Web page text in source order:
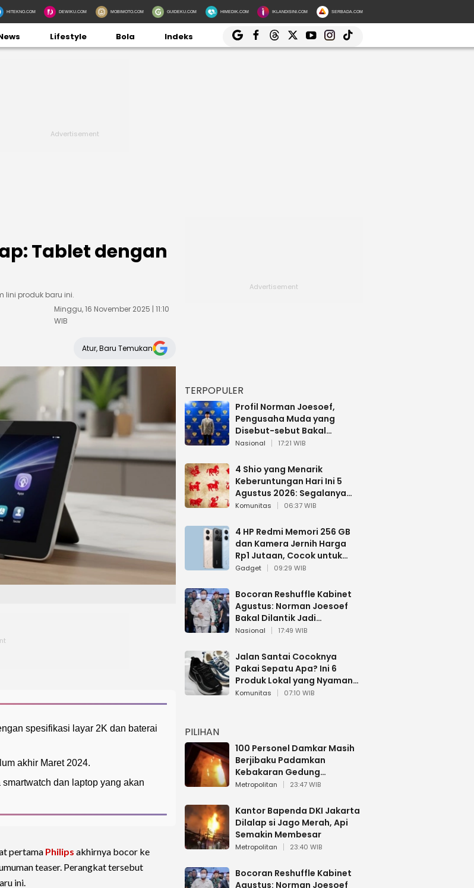
HITEKNO.COM DEWIKU.COM MOBIMOTO.COM GUIDEKU.COM HIMEDIK.COM IKLANDISINI.COM SERBADA.COM
Lifestyle Bola Indeks
Tablet dengan
lini produk baru ini.
Minggu, 16 November 2025 | 11:10
WIB
Atur, Baru Temukan
spesifikasi layar 2K dan baterai
akhir Maret 2024.
dan laptop yang akan
pertama Philips akhirnya bocor ke
teaser. Perangkat tersebut
ini.
TERPOPULER
Profil Norman Joesoef,
Pengusaha Muda yang
Disebut-sebut Bakal
Dilantik Jadi Wamenhan RI
Nasional 17:21 WIB
4 Shio yang Menarik
Keberuntungan Hari Ini 5
Agustus 2026: Segalanya
Berjalan Lancar
Komunitas 06:37 WIB
4 HP Redmi Memori 256 GB
dan Kamera Jernih Harga
Rp1 Jutaan, Cocok untuk
Multitasking
Gadget 09:29 WIB
Bocoran Reshuffle Kabinet
Agustus: Norman Joesoef
Bakal Dilantik Jadi
Wamenhan RI
Nasional 17:49 WIB
Jalan Santai Cocoknya
Pakai Sepatu Apa? Ini 6
Produk Lokal yang Nyaman
Buat 17 Agustusan
Komunitas 07:10 WIB
PILIHAN
100 Personel Damkar Masih
Berjibaku Padamkan
Kebakaran Gedung
Bapenda DKI
Metropolitan 23:47 WIB
Kantor Bapenda DKI Jakarta
Dilalap si Jago Merah, Api
Semakin Membesar
Metropolitan 23:40 WIB
Bocoran Reshuffle Kabinet
Agustus: Norman Joesoef